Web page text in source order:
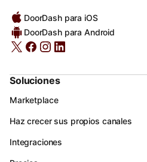
DoorDash para iOS
DoorDash para Android
Soluciones
Marketplace
Haz crecer sus propios canales
Integraciones